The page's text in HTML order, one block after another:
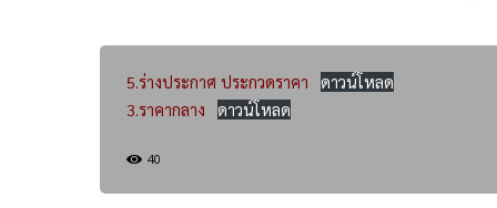
5.ร่างประกาศ ประกวดราคา
ดาวน์โหลด
3.ราคากลาง
ดาวน์โหลด
40